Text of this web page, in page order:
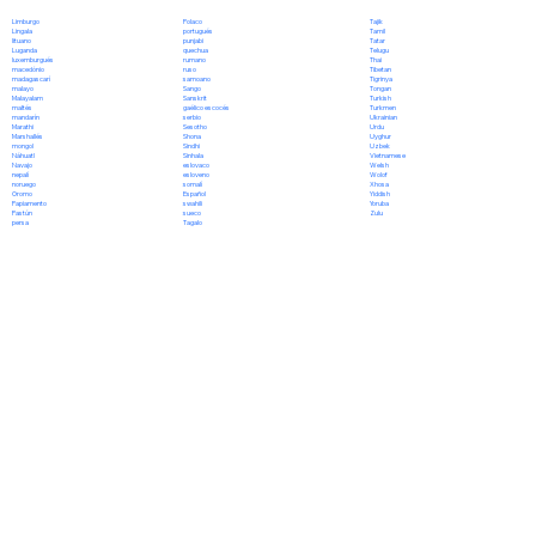
Limburgo
Lingala
lituano
Luganda
luxemburgués
macedónio
madagascarí
malayo
Malayalam
maltés
mandarín
Marathi
Marshallés
mongol
Náhuatl
Navajo
nepalí
noruego
Oromo
Papiamento
Pastún
persa
Polaco
portugués
punjabi
quechua
rumano
ruso
samoano
Sango
Sanskrit
gaélico escocés
serbio
Sesotho
Shona
Sindhi
Sinhala
eslovaco
esloveno
somalí
Español
swahili
sueco
Tagalo
Tajik
Tamil
Tatar
Telugu
Thai
Tibetan
Tigrinya
Tongan
Turkish
Turkmen
Ukrainian
Urdu
Uyghur
Uzbek
Vietnamese
Welsh
Wolof
Xhosa
Yiddish
Yoruba
Zulu